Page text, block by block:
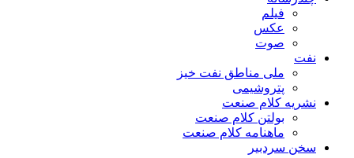
فیلم
عکس
صوت
نفت
ملی مناطق نفت خیز
پتروشیمی
نشریه کلام صنعت
بولتن کلام صنعت
ماهنامه کلام صنعت
سخن سردبیر